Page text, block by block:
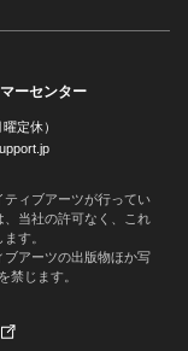
ーセンター
定休）
ィブアーツが行ってい
当社の許可なく、これ
す。
アーツの出版物ほか写
禁じます。